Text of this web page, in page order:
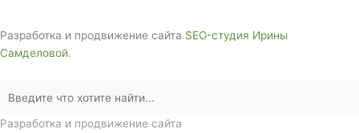
Разработка и продвижение сайта SEO-студия Ирины
Самделовой.
Разработка и продвижение сайта